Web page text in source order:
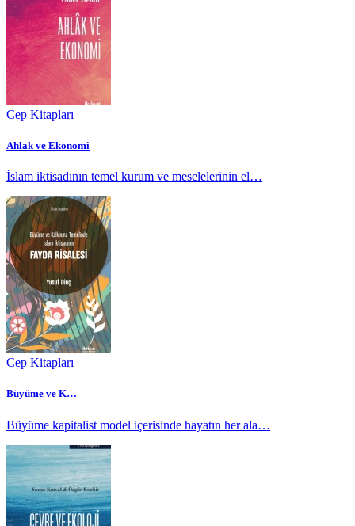
Cep Kitapları
Ahlak ve Ekonomi
İslam iktisadının temel kurum ve meselelerinin el…
Cep Kitapları
Büyüme ve K…
Büyüme kapitalist model içerisinde hayatın her ala…